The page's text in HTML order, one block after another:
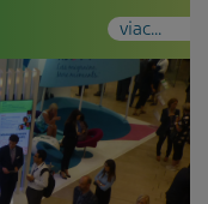
viac...